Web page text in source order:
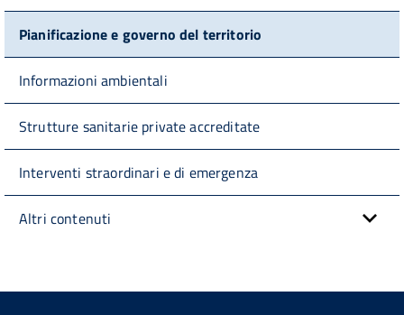
Pianificazione e governo del territorio
Informazioni ambientali
Strutture sanitarie private accreditate
Interventi straordinari e di emergenza
Altri contenuti